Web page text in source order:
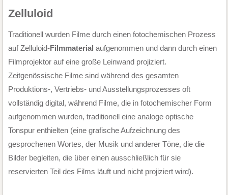
Zelluloid
Traditionell wurden Filme durch einen fotochemischen Prozess
auf Zelluloid-Filmmaterial aufgenommen und dann durch einen
Filmprojektor auf eine große Leinwand projiziert.
Zeitgenössische Filme sind während des gesamten
Produktions-, Vertriebs- und Ausstellungsprozesses oft
vollständig digital, während Filme, die in fotochemischer Form
aufgenommen wurden, traditionell eine analoge optische
Tonspur enthielten (eine grafische Aufzeichnung des
gesprochenen Wortes, der Musik und anderer Töne, die die
Bilder begleiten, die über einen ausschließlich für sie
reservierten Teil des Films läuft und nicht projiziert wird).